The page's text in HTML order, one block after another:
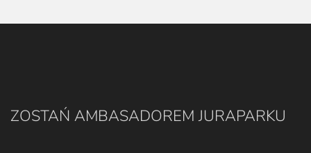
ZOSTAŃ AMBASADOREM JURAPARKU